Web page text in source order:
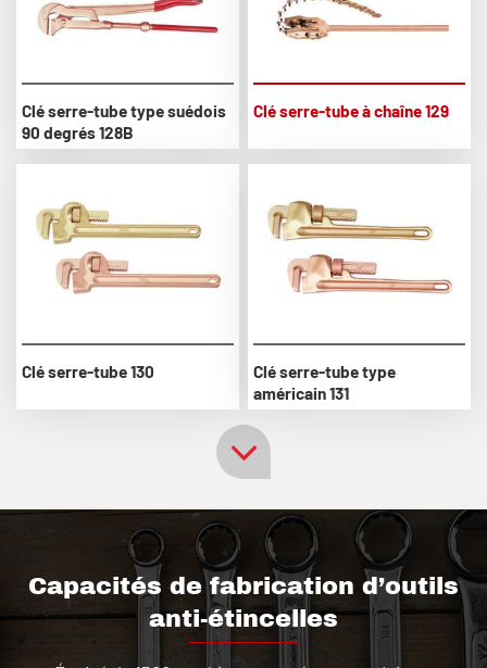
Clé serre-tube type suédois
90 degrés 128B
Clé serre-tube à chaîne 129
Clé serre-tube 130
Clé serre-tube type
américain 131
Capacités de fabrication d’outils
anti-étincelles